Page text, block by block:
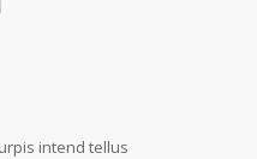
intend tellus